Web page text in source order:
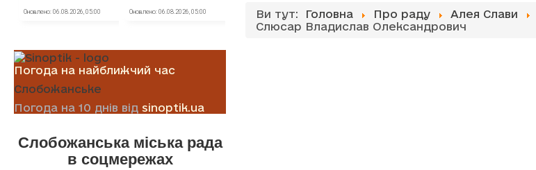
Погода на найближчий час
Слобожанське
Погода на 10 днів від sinoptik.ua
Слобожанська міська рада
в соцмережах
Ви тут: Головна Про раду
Алея Слави
Слюсар Владислав Олександрович